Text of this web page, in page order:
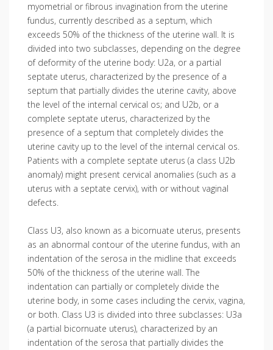
myometrial or fibrous invagination from the uterine
fundus, currently described as a septum, which
exceeds 50% of the thickness of the uterine wall. It is
divided into two subclasses, depending on the degree
of deformity of the uterine body: U2a, or a partial
septate uterus, characterized by the presence of a
septum that partially divides the uterine cavity, above
the level of the internal cervical os; and U2b, or a
complete septate uterus, characterized by the
presence of a septum that completely divides the
uterine cavity up to the level of the internal cervical os.
Patients with a complete septate uterus (a class U2b
anomaly) might present cervical anomalies (such as a
uterus with a septate cervix), with or without vaginal
defects.
Class U3, also known as a bicornuate uterus, presents
as an abnormal contour of the uterine fundus, with an
indentation of the serosa in the midline that exceeds
50% of the thickness of the uterine wall. The
indentation can partially or completely divide the
uterine body, in some cases including the cervix, vagina,
or both. Class U3 is divided into three subclasses: U3a
(a partial bicornuate uterus), characterized by an
indentation of the serosa that partially divides the